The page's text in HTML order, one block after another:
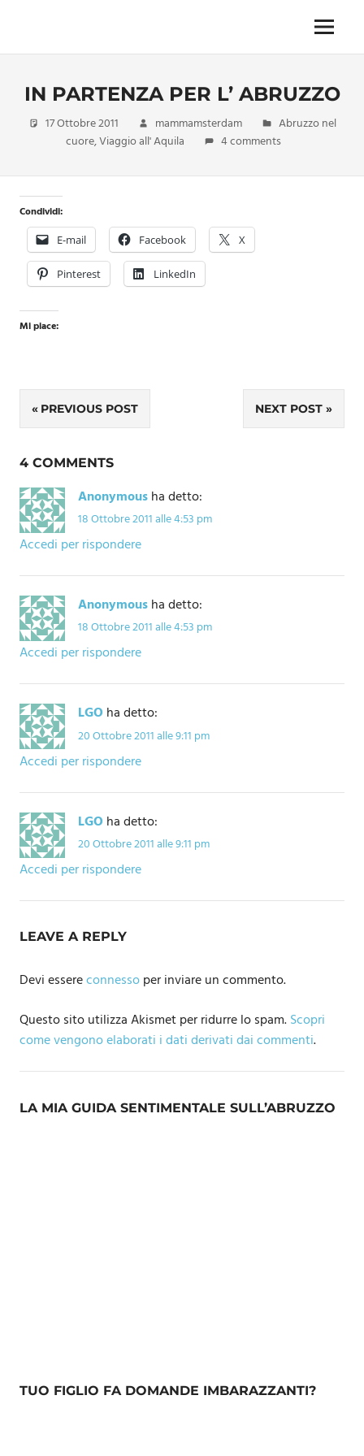
content
imprescindibile,
inevitabile
da
formato
monodose
nuova
confezione
migliorata
Menu
IN PARTENZA PER L’ ABRUZZO
17 Ottobre 2011 mammamsterdam
Abruzzo nel
cuore,Viaggio all' Aquila 4 comments
Condividi:
E-mail Facebook X
Pinterest LinkedIn
Mi piace:
Navigazione
articoli
PREVIOUS POST NEXT POST
4 COMMENTS
Anonymousha detto:
18 Ottobre 2011 alle 4:53 pm
Accedi per rispondere
Anonymousha detto:
18 Ottobre 2011 alle 4:53 pm
Accedi per rispondere
LGO ha detto:
20 Ottobre 2011 alle 9:11 pm
Accedi per rispondere
LGO ha detto:
20 Ottobre 2011 alle 9:11 pm
Accedi per rispondere
LEAVE A REPLY
Devi essereconnessoper inviare un commento.
Questo sito utilizza Akismet per ridurre lo spam.Scopri
come vengono elaborati i dati derivati dai commenti.
LA MIA GUIDA SENTIMENTALE SULL’ABRUZZO
TUO FIGLIO FA DOMANDE IMBARAZZANTI?